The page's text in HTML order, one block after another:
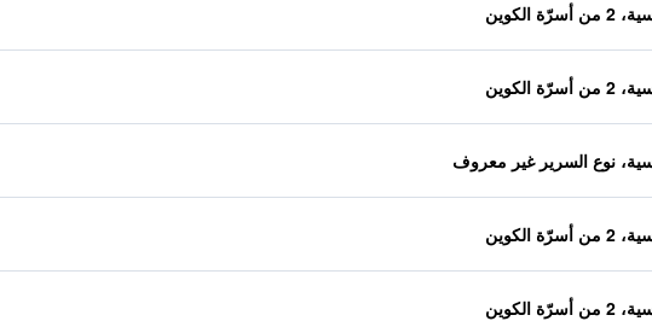
الكوين
الكوين
نوع السرير غير معروف
الكوين
الكوين